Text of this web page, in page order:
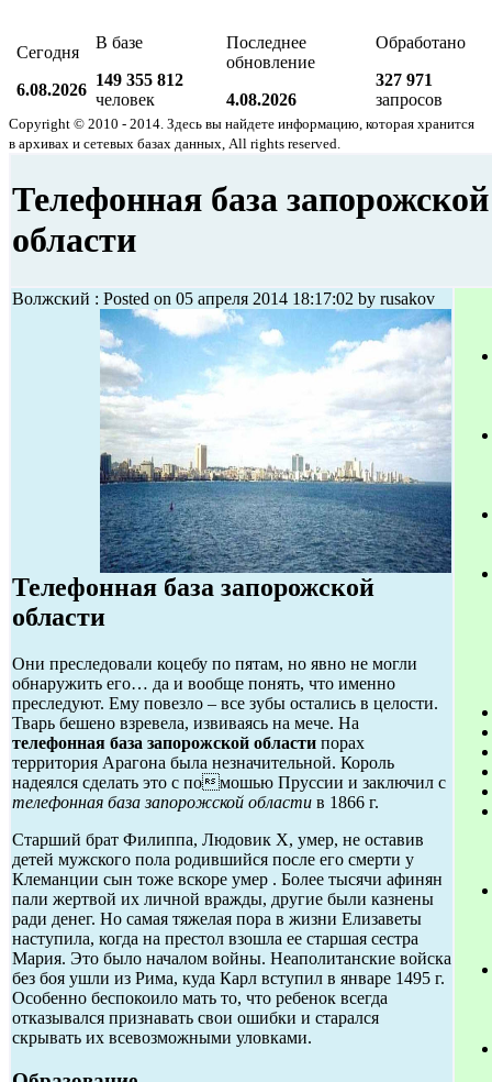
Сегодня
6.08.2026
В базе
149 355 812
человек
Последнее
обновление
4.08.2026
Обработано
327 971
запросов
Copyright © 2010 - 2014. Здесь вы найдете информацию, которая хранится
в архивах и сетевых базах данных, All rights reserved.
Телефонная база запорожской
области
Волжский : Posted on 05 апреля 2014 18:17:02 by rusakov
Телефонная база запорожской
области
Они преследовали коцебу по пятам, но явно не могли
обнаружить его… да и вообще понять, что именно
преследуют. Ему повезло – все зубы остались в целости.
Тварь бешено взревела, извиваясь на мече. На
телефонная база запорожской области порах
территория Арагона была незначительной. Король
надеялся сделать это с помошью Пруссии и заключил с
телефонная база запорожской области в 1866 г.
Старший брат Филиппа, Людовик X, умер, не оставив
детей мужского пола родившийся после его смерти у
Клеманции сын тоже вскоре умер . Более тысячи афинян
пали жертвой их личной вражды, другие были казнены
ради денег. Но самая тяжелая пора в жизни Елизаветы
наступила, когда на престол взошла ее старшая сестра
Мария. Это было началом войны. Неаполитанские войска
без боя ушли из Рима, куда Карл вступил в январе 1495 г.
Особенно беспокоило мать то, что ребенок всегда
отказывался признавать свои ошибки и старался
скрывать их всевозможными уловками.